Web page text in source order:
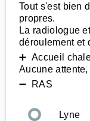
Tout s'est bien
propres.
La radiologue
déroulement et
➕ Accueil
Aucune
➖ RAS
Lyne